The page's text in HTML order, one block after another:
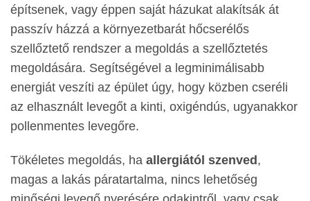
építsenek, vagy éppen saját házukat alakítsák át
passzív házzá a környezetbarát hőcserélős
szellőztető rendszer a megoldás a szellőztetés
megoldására. Segítségével a legminimálisabb
energiát veszíti az épület úgy, hogy közben cseréli
az elhasznált levegőt a kinti, oxigéndús, ugyanakkor
pollenmentes levegőre.
Tökéletes megoldás, ha allergiától szenved ,
magas a lakás páratartalma, nincs lehetőség